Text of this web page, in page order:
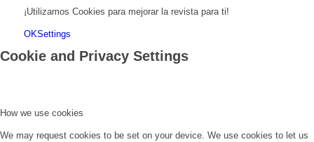
¡Utilizamos Cookies para mejorar la revista para ti!
OKSettings
Cookie and Privacy Settings
How we use cookies
We may request cookies to be set on your device. We use cookies to let us